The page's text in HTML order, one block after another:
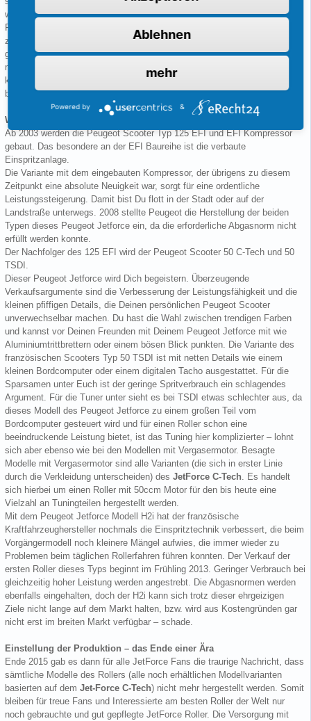
wurden ab 2003 gebaut.
Für die Liebhaber unter Euch wird er auch Jet oder Jetty genannt, was
zugleich einen gewissen Lifestyle zum Ausdruck bringt. Sowohl für die
ganz jungen unter Euch, für die der Peugeot Jetforce das erste
motorisierte Fortbewegungsmittel ist, als auch als praktische und
kostengünstige Alternative zu einem Motorrad, eignet sich der Roller
bestens.
Welche Ausführungen des Peugeot Jetforce gibt es?
Ab 2003 werden die Peugeot Scooter Typ 125 EFI und EFI Kompressor
gebaut. Das besondere an der EFI Baureihe ist die verbaute
Einspritzanlage.
Die Variante mit dem eingebauten Kompressor, der übrigens zu diesem
Zeitpunkt eine absolute Neuigkeit war, sorgt für eine ordentliche
Leistungssteigerung. Damit bist Du flott in der Stadt oder auf der
Landstraße unterwegs. 2008 stellte Peugeot die Herstellung der beiden
Typen dieses Peugeot Jetforce ein, da die erforderliche Abgasnorm nicht
erfüllt werden konnte.
Der Nachfolger des 125 EFI wird der Peugeot Scooter 50 C-Tech und 50
TSDI.
Dieser Peugeot Jetforce wird Dich begeistern. Überzeugende
Verkaufsargumente sind die Verbesserung der Leistungsfähigkeit und die
kleinen pfiffigen Details, die Deinen persönlichen Peugeot Scooter
unverwechselbar machen. Du hast die Wahl zwischen trendigen Farben
und kannst vor Deinen Freunden mit Deinem Peugeot Jetforce mit wie
Aluminiumtrittbrettern oder einem bösen Blick punkten. Die Variante des
französischen Scooters Typ 50 TSDI ist mit netten Details wie einem
kleinen Bordcomputer oder einem digitalen Tacho ausgestattet. Für die
Sparsamen unter Euch ist der geringe Spritverbrauch ein schlagendes
Argument. Für die Tuner unter sieht es bei TSDI etwas schlechter aus, da
dieses Modell des Peugeot Jetforce zu einem großen Teil vom
Bordcomputer gesteuert wird und für einen Roller schon eine
beeindruckende Leistung bietet, ist das Tuning hier komplizierter – lohnt
sich aber ebenso wie bei den Modellen mit Vergasermotor. Besagte
Modelle mit Vergasermotor sind alle Varianten (die sich in erster Linie
durch die Verkleidung unterscheiden) des JetForce C-Tech. Es handelt
sich hierbei um einen Roller mit 50ccm Motor für den bis heute eine
Vielzahl an Tuningteilen hergestellt werden.
Mit dem Peugeot Jetforce Modell H2i hat der französische
Kraftfahrzeughersteller nochmals die Einspritztechnik verbessert, die beim
Vorgängermodell noch kleinere Mängel aufwies, die immer wieder zu
Problemen beim täglichen Rollerfahren führen konnten. Der Verkauf der
ersten Roller dieses Typs beginnt im Frühling 2013. Geringer Verbrauch bei
gleichzeitig hoher Leistung werden angestrebt. Die Abgasnormen werden
ebenfalls eingehalten, doch der H2i kann sich trotz dieser ehrgeizigen
Ziele nicht lange auf dem Markt halten, bzw. wird aus Kostengründen gar
nicht erst im breiten Markt verfügbar – schade.
Einstellung der Produktion – das Ende einer Ära
Ende 2015 gab es dann für alle JetForce Fans die traurige Nachricht, dass
sämtliche Modelle des Rollers (alle noch erhältlichen Modellvarianten
basierten auf dem Jet-Force C-Tech) nicht mehr hergestellt werden. Somit
bleiben für treue Fans und Interessierte am besten Roller der Welt nur
noch gebrauchte und gut gepflegte JetForce Roller. Die Versorgung mit
Ablehnen
mehr
Powered by &